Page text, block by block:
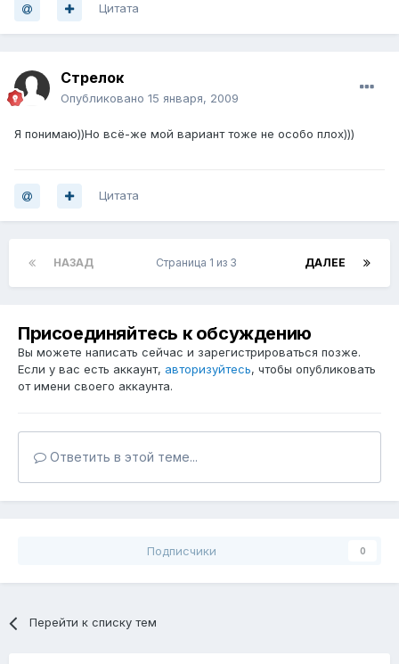
Цитата
Стрелок
Опубликовано 15 января, 2009
Я понимаю))Но всё-же мой вариант тоже не особо плох)))
Цитата
НАЗАД ДАЛЕЕ
Страница 1 из 3
Присоединяйтесь к обсуждению
Вы можете написать сейчас и зарегистрироваться позже.
Если у вас есть аккаунт, авторизуйтесь, чтобы опубликовать
от имени своего аккаунта.
Ответить в этой теме...
Подписчики 0
Перейти к списку тем